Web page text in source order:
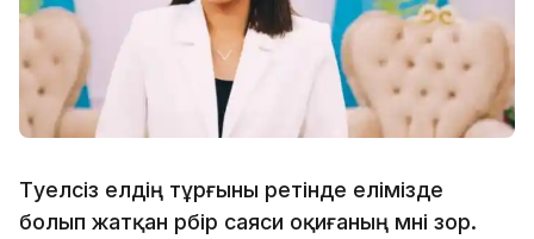
Тәуелсіз елдің тұрғыны ретінде елімізде
болып жатқан әрбір саяси оқиғаның мәні зор.